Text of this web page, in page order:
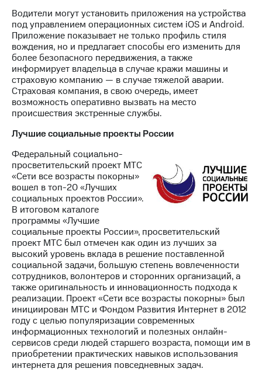
Водители могут установить приложения на устройства
под управлением операционных систем iOS и Android.
Приложение показывает не только профиль стиля
вождения, но и предлагает способы его изменить для
более безопасного передвижения, а также
информирует владельца в случае кражи машины и
страховую компанию — в случае тяжелой аварии.
Страховая компания, в свою очередь, имеет
возможность оперативно вызвать на место
происшествия экстренные службы.
Лучшие социальные проекты России
Федеральный социально-
просветительский проект МТС
«Сети все возрасты покорны»
вошел в топ-20 «Лучших
социальных проектов России».
В итоговом каталоге
программы «Лучшие
социальные проекты России», просветительский
проект МТС был отмечен как один из лучших за
высокий уровень вклада в решение поставленной
социальной задачи, большую степень вовлеченности
сотрудников, волонтеров и сторонних организаций, а
также оригинальность и инновационность подхода к
реализации. Проект «Сети все возрасты покорны» был
инициирован МТС и Фондом Развития Интернет в 2012
году с целью популяризации современных
информационных технологий и полезных онлайн-
сервисов среди людей старшего возраста, помощи им в
приобретении практических навыков использования
интернета для решения повседневных задач.